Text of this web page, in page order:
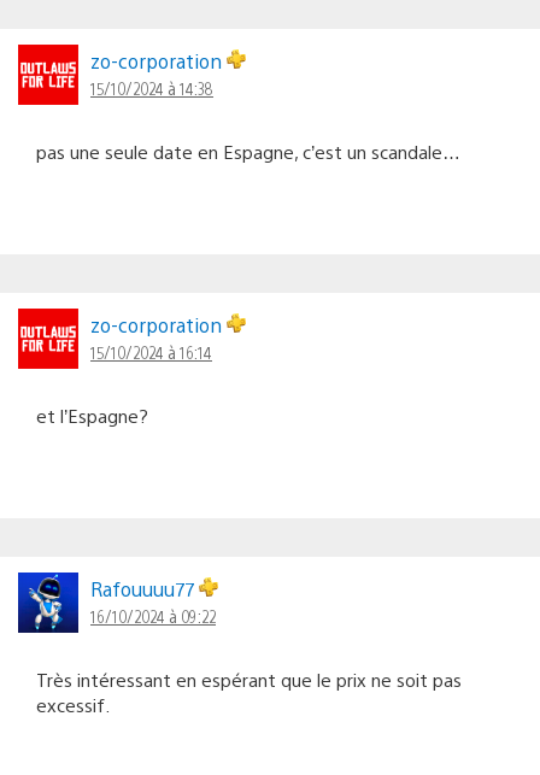
zo-corporation
15/10/2024 à 14:38
pas une seule date en Espagne, c’est un scandale…
zo-corporation
15/10/2024 à 16:14
et l’Espagne?
Rafouuuu77
16/10/2024 à 09:22
Très intéressant en espérant que le prix ne soit pas
excessif.